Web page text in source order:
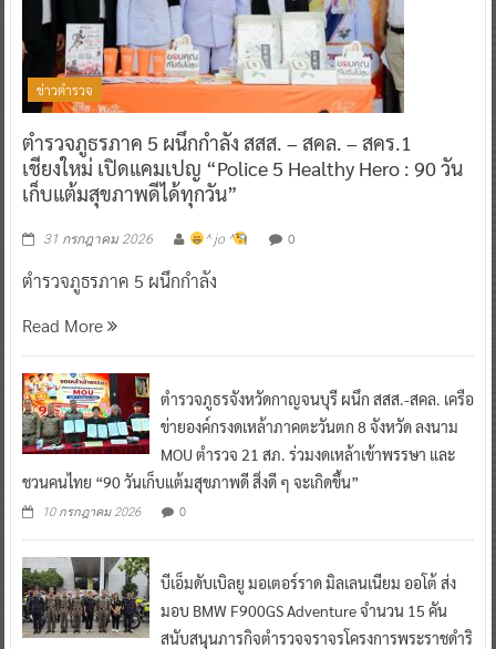
ข่าวตำรวจ
ตำรวจภูธรภาค 5 ผนึกกำลัง สสส. – สคล. – สคร.1
เชียงใหม่ เปิดแคมเปญ “Police 5 Healthy Hero : 90 วัน
เก็บแต้มสุขภาพดีได้ทุกวัน”
31 กรกฎาคม 2026 ^ jo ^ 0
ตำรวจภูธรภาค 5 ผนึกกำลัง
Read More
ตำรวจภูธรจังหวัดกาญจนบุรี ผนึก สสส.-สคล. เครือ
ข่ายองค์กรงดเหล้าภาคตะวันตก 8 จังหวัด ลงนาม
MOU ตำรวจ 21 สภ. ร่วมงดเหล้าเข้าพรรษา และ
ชวนคนไทย “90 วันเก็บแต้มสุขภาพดี สิ่งดี ๆ จะเกิดขึ้น”
10 กรกฎาคม 2026 0
บีเอ็มดับเบิลยู มอเตอร์ราด มิลเลนเนียม ออโต้ ส่ง
มอบ BMW F900GS Adventure จำนวน 15 คัน
สนับสนุนภารกิจตำรวจจราจรโครงการพระราชดำริ